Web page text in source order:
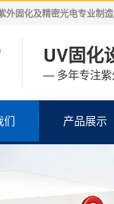
外固化及精密光电专业制
UV固化
— 多年专注
们 产品展示